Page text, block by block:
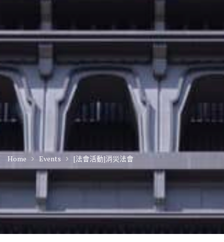
Home Events [法會活動]消災法會